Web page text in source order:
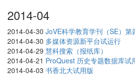
2014-04
2014-04-30 JoVE科学教育学刊（SE）第
2014-04-30 多媒体资源新平台试运行
2014-04-29 慧科搜索（报纸库）
2014-04-21 ProQuest 历史专题数据库试
2014-04-03 书香北大试用版